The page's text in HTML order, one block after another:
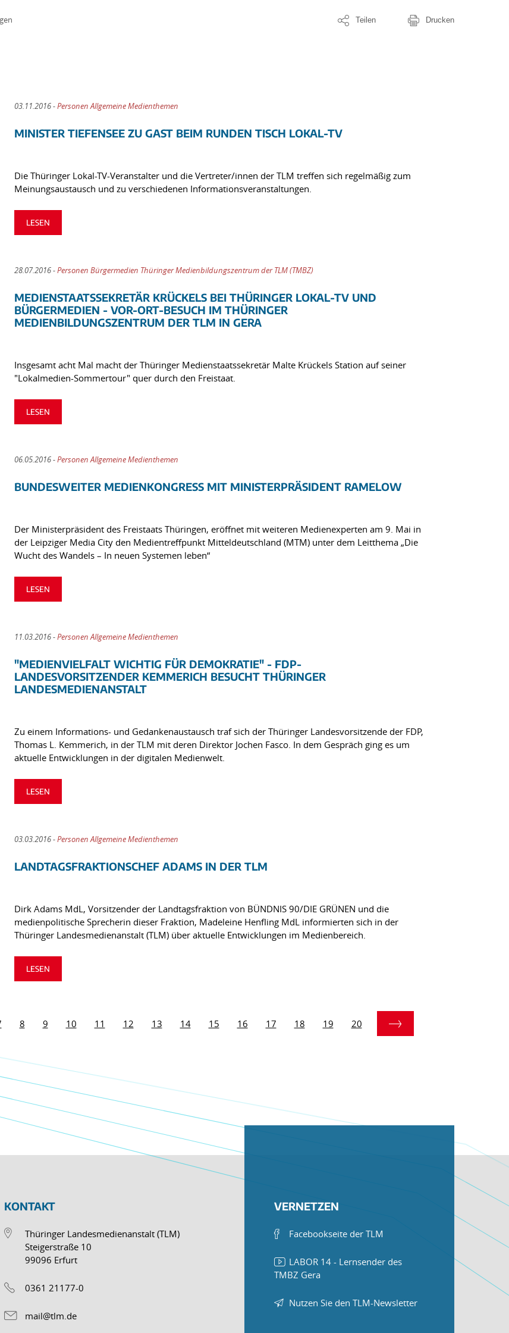
Teilen Drucken
03.11.2016 -Personen Allgemeine Medienthemen
MINISTER TIEFENSEE ZU GAST BEIM RUNDEN TISCH LOKAL-TV
Die Thüringer Lokal-TV-Veranstalter und die Vertreter/innen der TLM treffen sich regelmäßig zum
Meinungsaustausch und zu verschiedenen Informationsveranstaltungen.
LESEN
28.07.2016 -Personen Bürgermedien Thüringer Medienbildungszentrum der TLM (TMBZ)
MEDIENSTAATSSEKRETÄR KRÜCKELS BEI THÜRINGER LOKAL-TV UND
BÜRGERMEDIEN - VOR-ORT-BESUCH IM THÜRINGER
MEDIENBILDUNGSZENTRUM DER TLM IN GERA
Insgesamt acht Mal macht der Thüringer Medienstaatssekretär Malte Krückels Station auf seiner
"Lokalmedien-Sommertour" quer durch den Freistaat.
LESEN
06.05.2016 -Personen Allgemeine Medienthemen
BUNDESWEITER MEDIENKONGRESS MIT MINISTERPRÄSIDENT RAMELOW
Der Ministerpräsident des Freistaats Thüringen, eröffnet mit weiteren Medienexperten am 9. Mai in
der Leipziger Media City den Medientreffpunkt Mitteldeutschland (MTM) unter dem Leitthema „Die
Wucht des Wandels – In neuen Systemen leben“
LESEN
11.03.2016 -Personen Allgemeine Medienthemen
"MEDIENVIELFALT WICHTIG FÜR DEMOKRATIE" - FDP-
LANDESVORSITZENDER KEMMERICH BESUCHT THÜRINGER
LANDESMEDIENANSTALT
Zu einem Informations- und Gedankenaustausch traf sich der Thüringer Landesvorsitzende der FDP,
Thomas L. Kemmerich, in der TLM mit deren Direktor Jochen Fasco. In dem Gespräch ging es um
aktuelle Entwicklungen in der digitalen Medienwelt.
LESEN
03.03.2016 -Personen Allgemeine Medienthemen
LANDTAGSFRAKTIONSCHEF ADAMS IN DER TLM
Dirk Adams MdL, Vorsitzender der Landtagsfraktion von BÜNDNIS 90/DIE GRÜNEN und die
medienpolitische Sprecherin dieser Fraktion, Madeleine Henfling MdL informierten sich in der
Thüringer Landesmedienanstalt (TLM) über aktuelle Entwicklungen im Medienbereich.
LESEN
8 9 10 11 12 13 14 15 16 17 18 19 20
KONTAKT
Thüringer Landesmedienanstalt (TLM)
Steigerstraße 10
99096 Erfurt
0361 21177-0
mail@tlm.de
VERNETZEN
Facebookseite der TLM
LABOR 14 - Lernsender des
TMBZ Gera
Nutzen Sie den TLM-Newsletter